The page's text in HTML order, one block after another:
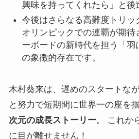
興味を持ってくれたら」と後
今後はさらなる高難度トリッ
オリンピックでの連覇が期待
ーボードの新時代を担う「羽
の象徴的存在です。
木村葵来は、遅めのスタートな
と努力で短期間に世界一の座を
次元の成長ストーリー。 これか
に目が離せません！